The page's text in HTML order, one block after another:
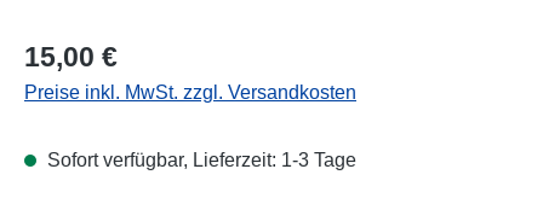
Regulärer Preis:
15,00 €
Preise inkl. MwSt. zzgl. Versandkosten
Sofort verfügbar, Lieferzeit: 1-3 Tage